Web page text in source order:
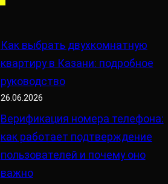
Как выбрать двухкомнатную
квартиру в Казани: подробное
руководство
26.06.2026
Верификация номера телефона:
как работает подтверждение
пользователей и почему оно
важно